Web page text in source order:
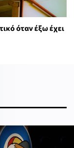
όταν έξω έχει